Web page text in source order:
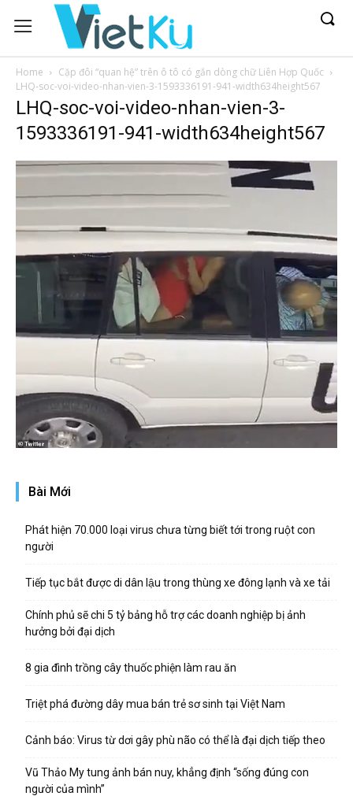
Home
Cặp đôi “quan hệ” trên ô tô có gắn dòng chữ Liên Hợp Quốc
LHQ-soc-voi-video-nhan-vien-3-1593336191-941-width634height567
LHQ-soc-voi-video-nhan-vien-3-
1593336191-941-width634height567
Bài Mới
Phát hiện 70.000 loại virus chưa từng biết tới trong ruột con
người
Tiếp tục bắt được di dân lậu trong thùng xe đông lạnh và xe tải
Chính phủ sẽ chi 5 tỷ bảng hỗ trợ các doanh nghiệp bị ảnh
hưởng bởi đại dịch
8 gia đình trồng cây thuốc phiện làm rau ăn
Triệt phá đường dây mua bán trẻ sơ sinh tại Việt Nam
Cảnh báo: Virus từ dơi gây phù não có thể là đại dịch tiếp theo
Vũ Thảo My tung ảnh bán nuy, khẳng định “sống đúng con
người của mình”